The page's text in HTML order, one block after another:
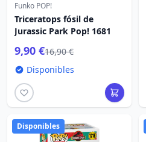
Funko POP!
Triceratops fósil de
Jurassic Park Pop! 1681
9,90 €16,90 €
Disponibles
Disponibles